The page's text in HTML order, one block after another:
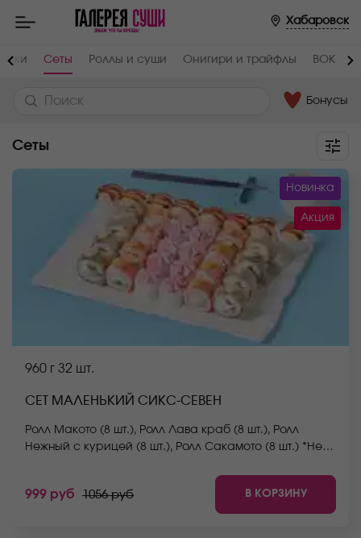
Хабаровск
Сеты Роллы и суши Онигири и трайфлы ВОК
Бонусы
Сеты
Новинка
Акция
960 г 32 шт.
СЕТ МАЛЕНЬКИЙ СИКС-СЕВЕН
Ролл Макото (8 шт.), Ролл Лава краб (8 шт.), Ролл
Нежный с курицей (8 шт.), Ролл Сакамото (8 шт.) *Не
Они не входят в стоимость заказа. *Внешний вид
блюда может отличаться от фото на сайте.
999 руб 1056 руб В КОРЗИНУ